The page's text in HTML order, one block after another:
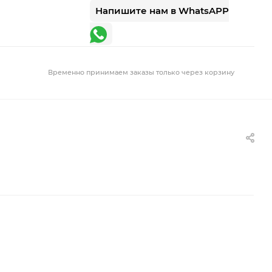
Напишите нам в WhatsAPP
Временно принимаем заказы только через корзину